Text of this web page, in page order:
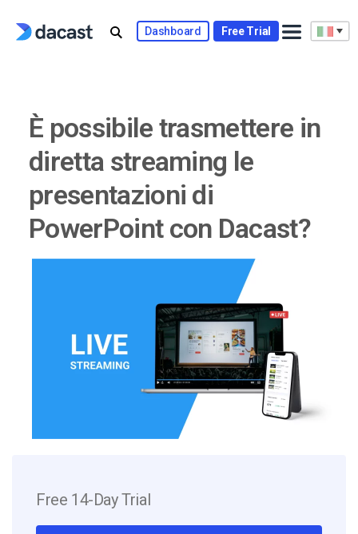
Dashboard Free Trial
È possibile trasmettere in
diretta streaming le
presentazioni di
PowerPoint con Dacast?
Free 14-Day Trial